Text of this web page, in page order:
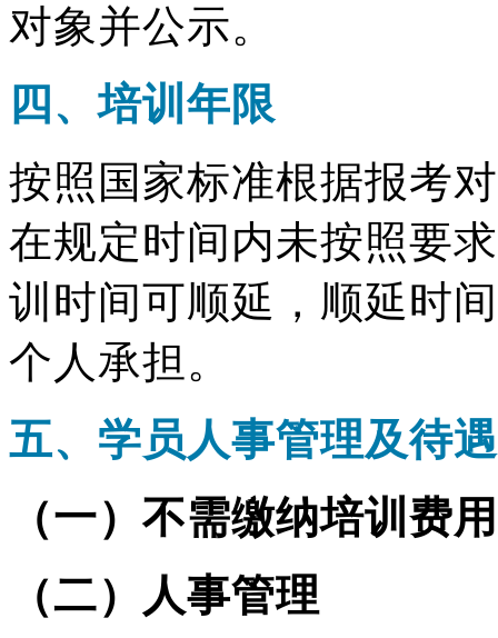
对象并公示。
四、培训年限
按照国家标准根据报考
在规定时间内未按照要
训时间可顺延，顺延时
个人承担。
五、学员人事管理及待遇
（一）不需缴纳培训费用
（二）人事管理